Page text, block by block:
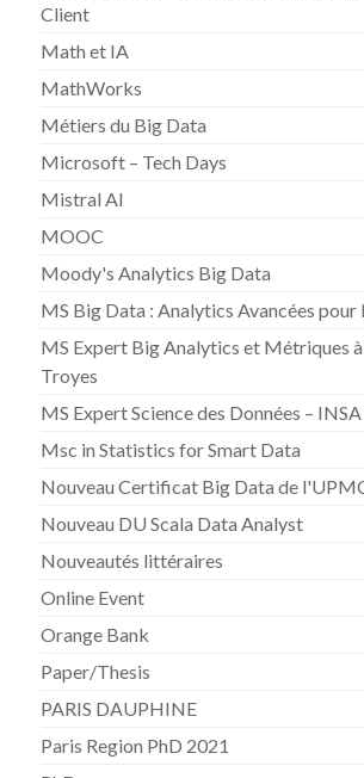
Client
Math et IA
MathWorks
Métiers du Big Data
Microsoft – Tech Days
Mistral AI
MOOC
Moody's Analytics Big Data
MS Big Data : Analytics Avancées pour
MS Expert Big Analytics et Métriques
Troyes
MS Expert Science des Données – INSA
Msc in Statistics for Smart Data
Nouveau Certificat Big Data de
Nouveau DU Scala Data Analyst
Nouveautés littéraires
Online Event
Orange Bank
Paper/Thesis
PARIS DAUPHINE
Paris Region PhD 2021